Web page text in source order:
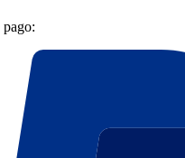
pago: